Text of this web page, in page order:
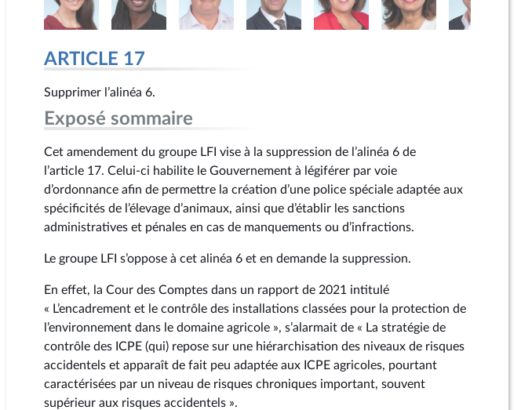
15 mai 2026
15 mai 2026
15 mai 2026
15 mai 2026
15 mai 2026
15 mai 2026
12 mai 2026
ARTICLE 17
Supprimer l’alinéa 6.
Exposé sommaire
Cet amendement du groupe LFI vise à la suppression de l’alinéa 6 de
l’article 17. Celui-ci habilite le Gouvernement à légiférer par voie
d’ordonnance afin de permettre la création d’une police spéciale adaptée aux
spécificités de l’élevage d’animaux, ainsi que d’établir les sanctions
administratives et pénales en cas de manquements ou d’infractions.
Le groupe LFI s’oppose à cet alinéa 6 et en demande la suppression.
En effet, la Cour des Comptes dans un rapport de 2021 intitulé
« L’encadrement et le contrôle des installations classées pour la protection de
l’environnement dans le domaine agricole », s’alarmait de « La stratégie de
contrôle des ICPE (qui) repose sur une hiérarchisation des niveaux de risques
accidentels et apparaît de fait peu adaptée aux ICPE agricoles, pourtant
caractérisées par un niveau de risques chroniques important, souvent
supérieur aux risques accidentels ».